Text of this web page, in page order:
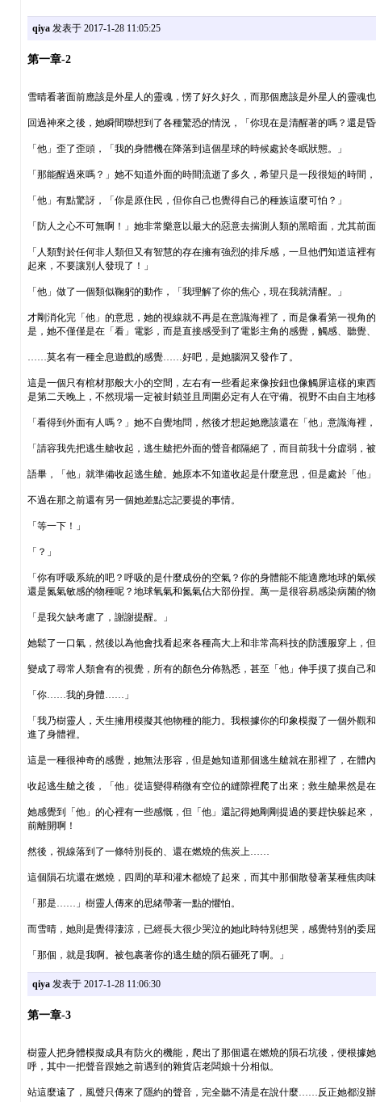
qiya发表于 2017-1-28 11:05:25
第一章-2
雪晴看著面前應該是外星人的靈魂，愣了好久好久，而那個應該是外星人的靈魂
回過神來之後，她瞬間聯想到了各種驚恐的情況，「你現在是清醒著的嗎？還是昏
「他」歪了歪頭，「我的身體機在降落到這個星球的時候處於冬眠狀態。」
「那能醒過來嗎？」她不知道外面的時間流逝了多久，希望只是一段很短的時
「他」有點驚訝，「你是原住民，但你自己也覺得自己的種族這麼可怕？」
「防人之心不可無啊！」她非常樂意以最大的惡意去揣測人類的黑暗面，尤其前
「人類對於任何非人類但又有智慧的存在擁有強烈的排斥感，一旦他們知道這
起來，不要讓別人發現了！」
「他」做了一個類似鞠躬的動作，「我理解了你的焦心，現在我就清醒。」
才剛消化完「他」的意思，她的視線就不再是在意識海裡了，而是像看第一視
是，她不僅僅是在「看」電影，而是直接感受到了電影主角的感覺，觸感、聽覺
……莫名有一種全息遊戲的感覺……好吧，是她腦洞又發作了。
這是一個只有棺材那般大小的空間，左右有一些看起來像按鈕也像觸屏這樣的東
是第二天晚上，不然現場一定被封鎖並且周圍必定有人在守備。視野不由自主地
「看得到外面有人嗎？」她不自覺地問，然後才想起她應該還在「他」意識海裡
「請容我先把逃生艙收起，逃生艙把外面的聲音都隔絕了，而目前我十分虛弱，
語畢，「他」就準備收起逃生艙。她原本不知道收起是什麼意思，但是處於「
不過在那之前還有另一個她差點忘記要提的事情。
「等一下！」
「？」
「你有呼吸系統的吧？呼吸的是什麼成份的空氣？你的身體能不能適應地球的
還是氮氣敏感的物種呢？地球氧氣和氮氣佔大部份捏。萬一是很容易感染病菌的
「是我欠缺考慮了，謝謝提醒。」
她鬆了一口氣，然後以為他會找看起來各種高大上和非常高科技的防護服穿上
變成了尋常人類會有的視覺，所有的顏色分佈熟悉，甚至「他」伸手摸了摸自己
「你……我的身體……」
「我乃樹靈人，天生擁用模擬其他物種的能力。我根據你的印象模擬了一個外
進了身體裡。
這是一種很神奇的感覺，她無法形容，但是她知道那個逃生艙就在那裡了，在體
收起逃生艙之後，「他」從這變得稍微有空位的縫隙裡爬了出來；救生艙果然是
她感覺到「他」的心裡有一些感慨，但「他」還記得她剛剛提過的要趕快躲起來
前離開啊！
然後，視線落到了一條特別長的、還在燃燒的焦炭上……
這個隕石坑還在燃燒，四周的草和灌木都燒了起來，而其中那個散發著某種焦肉味
「那是……」樹靈人傳來的思緒帶著一點的懼怕。
而雪晴，她則是覺得淒涼，已經長大很少哭泣的她此時特別想哭，感覺特別的
「那個，就是我啊。被包裹著你的逃生艙的隕石砸死了啊。」
qiya发表于 2017-1-28 11:06:30
第一章-3
樹靈人把身體模擬成具有防火的機能，爬出了那個還在燃燒的隕石坑後，便根
呼，其中一把聲音跟她之前遇到的雜貨店老闆娘十分相似。
站這麼遠了，風聲只傳來了隱約的聲音，完全聽不清是在說什麼……反正她都沒辦